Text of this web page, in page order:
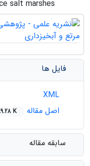
salt marshes
فایل ها
اصل مقاله
K
سابقه مقاله